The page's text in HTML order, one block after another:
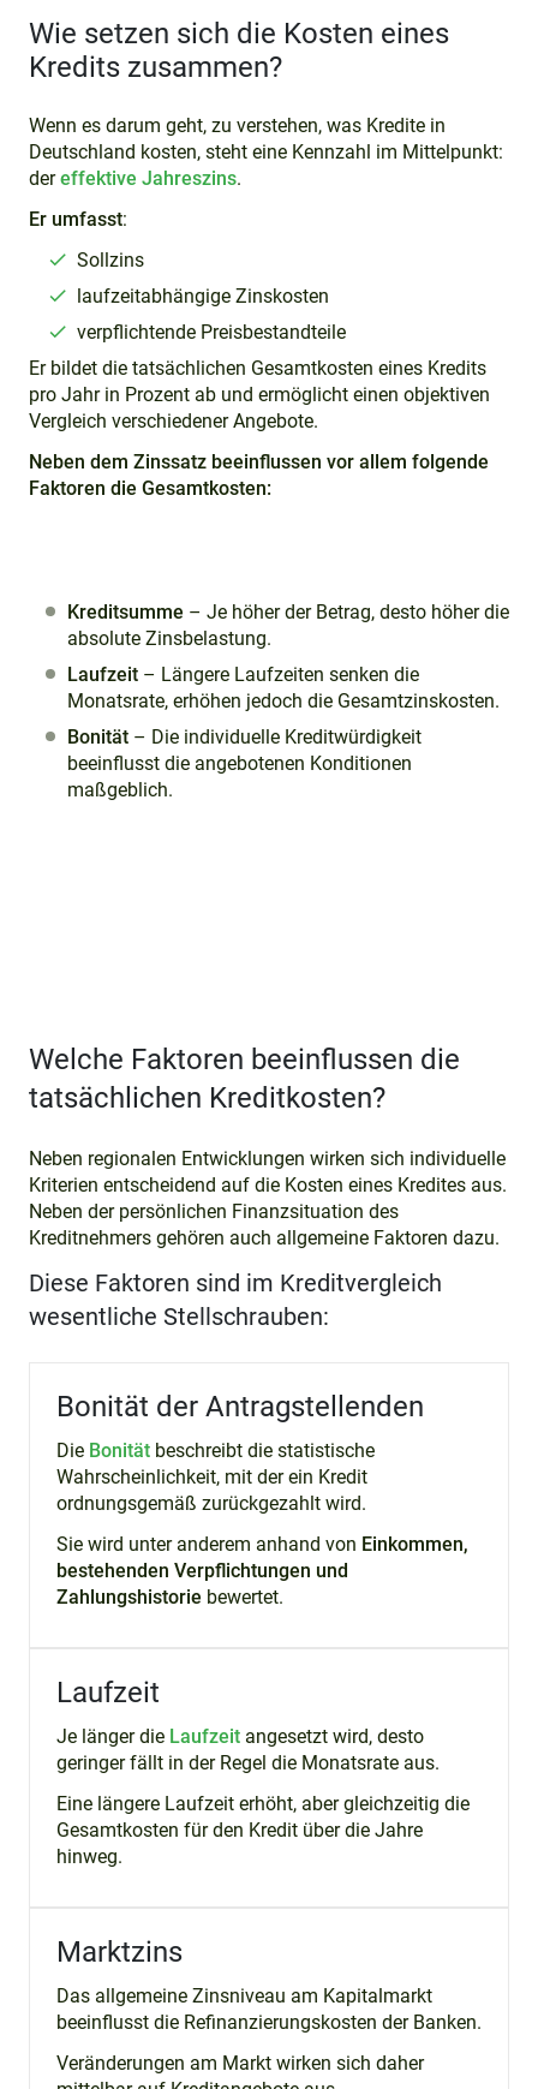
Wie setzen sich die Kosten eines
Kredits zusammen?
Wenn es darum geht, zu verstehen, was Kredite in
Deutschland kosten, steht eine Kennzahl im Mittelpunkt:
dereffektive Jahreszins.
Er umfasst:
Sollzins
laufzeitabhängige Zinskosten
verpflichtende Preisbestandteile
Er bildet die tatsächlichen Gesamtkosten eines Kredits
pro Jahr in Prozent ab und ermöglicht einen objektiven
Vergleich verschiedener Angebote.
Neben dem Zinssatz beeinflussen vor allem folgende
Faktoren die Gesamtkosten:
Kreditsumme – Je höher der Betrag, desto höher die
absolute Zinsbelastung.
Laufzeit – Längere Laufzeiten senken die
Monatsrate, erhöhen jedoch die Gesamtzinskosten.
Bonität – Die individuelle Kreditwürdigkeit
beeinflusst die angebotenen Konditionen
maßgeblich.
Welche Faktoren beeinflussen die
tatsächlichen Kreditkosten?
Neben regionalen Entwicklungen wirken sich individuelle
Kriterien entscheidend auf die Kosten eines Kredites aus.
Neben der persönlichen Finanzsituation des
Kreditnehmers gehören auch allgemeine Faktoren dazu.
Diese Faktoren sind im Kreditvergleich
wesentliche Stellschrauben:
Bonität der Antragstellenden
Die Bonität beschreibt die statistische
Wahrscheinlichkeit, mit der ein Kredit
ordnungsgemäß zurückgezahlt wird.
Sie wird unter anderem anhand von Einkommen,
bestehenden Verpflichtungen und
Zahlungshistorie bewertet.
Laufzeit
Je länger die Laufzeit angesetzt wird, desto
geringer fällt in der Regel die Monatsrate aus.
Eine längere Laufzeit erhöht, aber gleichzeitig die
Gesamtkosten für den Kredit über die Jahre
hinweg.
Marktzins
Das allgemeine Zinsniveau am Kapitalmarkt
beeinflusst die Refinanzierungskosten der Banken.
Veränderungen am Markt wirken sich daher